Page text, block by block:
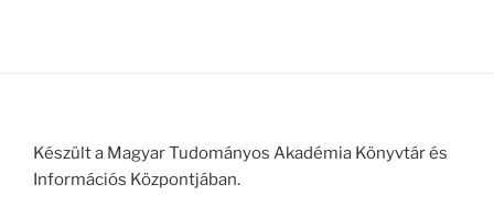
Készült a Magyar Tudományos Akadémia Könyvtár és
Információs Központjában.